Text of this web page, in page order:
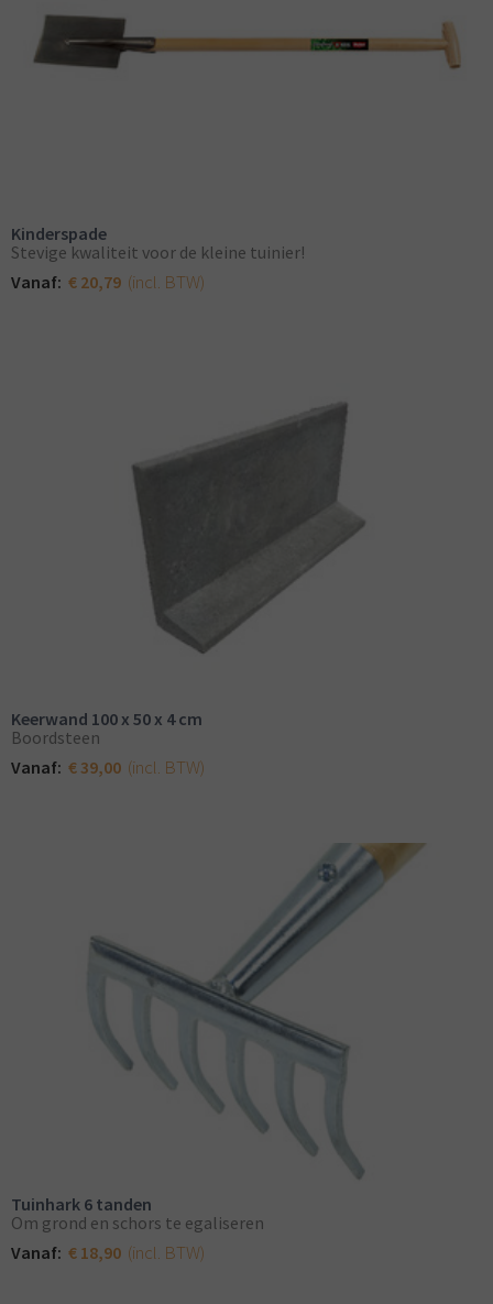
Kinderspade
Stevige kwaliteit voor de kleine tuinier!
Vanaf: € 20,79 (incl. BTW)
Keerwand 100 x 50 x 4 cm
Boordsteen
Vanaf: € 39,00 (incl. BTW)
Tuinhark 6 tanden
Om grond en schors te egaliseren
Vanaf: € 18,90 (incl. BTW)